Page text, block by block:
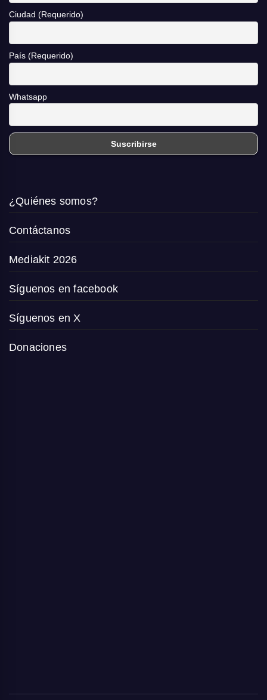
Ciudad (Requerido)
País (Requerido)
Whatsapp
¿Quiénes somos?
Contáctanos
Mediakit 2026
Síguenos en facebook
Síguenos en X
Donaciones